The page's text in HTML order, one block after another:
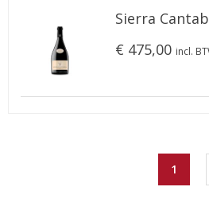
Sierra
€ 475,00 incl.
1